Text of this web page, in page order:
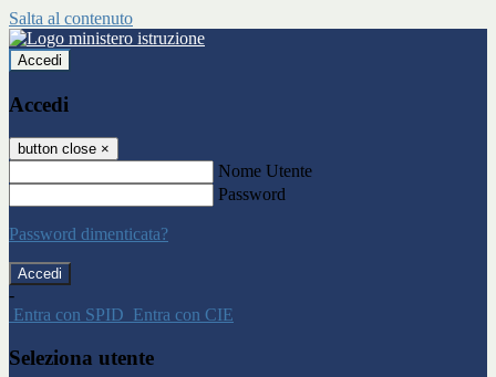
Salta al contenuto
Accedi
Accedi
button close ×
Nome Utente
Password
Password dimenticata?
-
Entra con SPID Entra con CIE
Seleziona utente